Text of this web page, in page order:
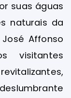
suas águas
naturais da
Affonso
visitantes